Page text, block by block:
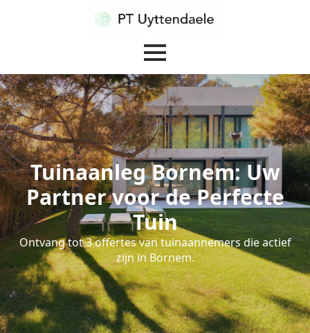
Tuinaanleg Bornem: Uw
Partner voor de Perfecte
Tuin
Ontvang tot 3 offertes van tuinaannemers die actief
zijn in Bornem.